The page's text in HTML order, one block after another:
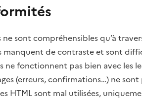
sont compréhensibles qu’à
manquent de contraste et sont
ne fonctionnent pas bien avec les
(erreurs, confirmations…) ne
HTML sont mal utilisées,